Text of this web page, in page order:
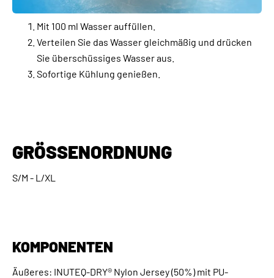
Mit 100 ml Wasser auffüllen.
Verteilen Sie das Wasser gleichmäßig und drücken
Sie überschüssiges Wasser aus.
Sofortige Kühlung genießen.
GRÖSSENORDNUNG
S/M - L/XL
KOMPONENTEN
Äußeres: INUTEQ-DRY® Nylon Jersey (50%) mit PU-